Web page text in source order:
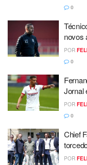
0
novos
POR
0
Jornal
POR
0
Chief
POR